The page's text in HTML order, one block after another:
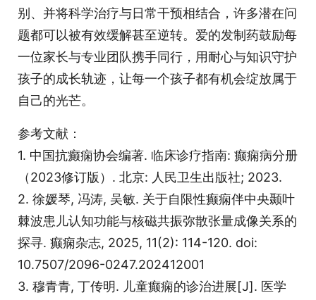
别、并将科学治疗与日常干预相结合，许多潜在问
题都可以被有效缓解甚至逆转。爱的发制药鼓励每
一位家长与专业团队携手同行，用耐心与知识守护
孩子的成长轨迹，让每一个孩子都有机会绽放属于
自己的光芒。
参考文献：
1. 中国抗癫痫协会编著. 临床诊疗指南: 癫痫病分册
（2023修订版）. 北京: 人民卫生出版社; 2023.
2. 徐媛琴, 冯涛, 吴敏. 关于自限性癫痫伴中央颞叶
棘波患儿认知功能与核磁共振弥散张量成像关系的
探寻. 癫痫杂志, 2025, 11(2): 114-120. doi:
10.7507/2096-0247.202412001
3. 穆青青, 丁传明. 儿童癫痫的诊治进展[J]. 医学